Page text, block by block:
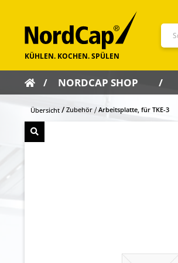
NORDCAP SHOP
Übersicht Zubehör Arbeitsplatte, für TKE-3